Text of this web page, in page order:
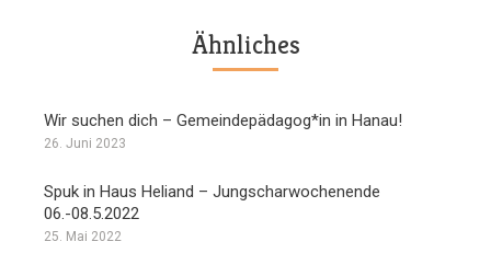
Ähnliches
Wir suchen dich – Gemeindepädagog*in in Hanau!
26. Juni 2023
Spuk in Haus Heliand – Jungscharwochenende
06.-08.5.2022
25. Mai 2022